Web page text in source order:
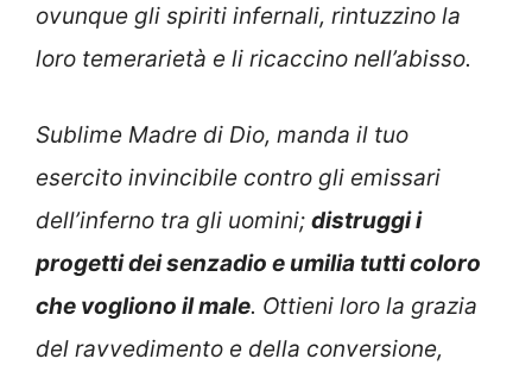
ovunque gli spiriti infernali, rintuzzino la
loro temerarietà e li ricaccino nell’abisso.
Sublime Madre di Dio, manda il tuo
esercito invincibile contro gli emissari
dell’inferno tra gli uomini; distruggi i
progetti dei senzadio e umilia tutti coloro
che vogliono il male. Ottieni loro la grazia
del ravvedimento e della conversione,